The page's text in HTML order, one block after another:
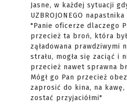
Jasne, w każdej sytuacji
UZBROJONEGO
"Panie oficerze dlaczego
przecież ta broń, która
ząładowana prawdziwymi
strału, mogła się zaciąć i
przecież nawet sprawna
Mógł go Pan przecież
zaprosić do kina, na
zostać przyjaciółmi"